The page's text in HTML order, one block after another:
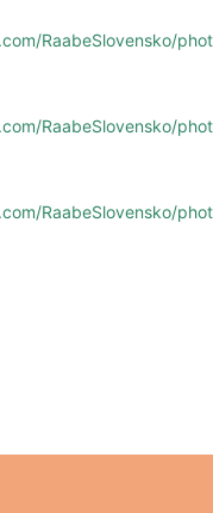
RaabeSlovensko/
RaabeSlovensko/
RaabeSlovensko/